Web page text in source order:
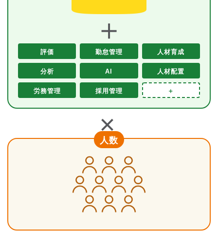
＋
評価 勤怠管理 人材育成
分析 AI 人材配置
労務管理 採用管理 ＋
＋
人数